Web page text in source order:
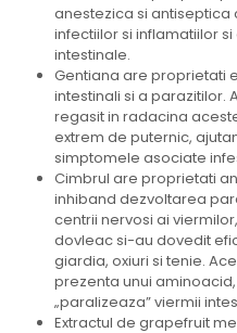
anestezica si
infectiilor si inflamatiilor
intestinale.
Gentiana are proprietati
intestinali si a parazitilor.
regasit in radacina
extrem de puternic,
simptomele asociate
Cimbrul are proprietati
inhiband dezvoltarea
centrii nervosi ai
dovleac si-au dovedit
giardia, oxiuri si tenie.
prezenta unui
„paralizeaza” viermii
Extractul de grapefruit